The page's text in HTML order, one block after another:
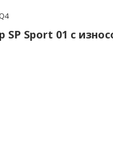
Sport 01 с